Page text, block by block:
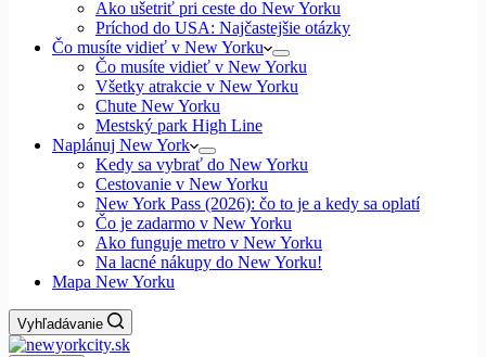
Ako ušetriť pri ceste do New Yorku
Príchod do USA: Najčastejšie otázky
Čo musíte vidieť v New Yorku
Čo musíte vidieť v New Yorku
Všetky atrakcie v New Yorku
Chute New Yorku
Mestský park High Line
Naplánuj New York
Kedy sa vybrať do New Yorku
Cestovanie v New Yorku
New York Pass (2026): čo to je a kedy sa oplatí
Čo je zadarmo v New Yorku
Ako funguje metro v New Yorku
Na lacné nákupy do New Yorku!
Mapa New Yorku
Vyhľadávanie